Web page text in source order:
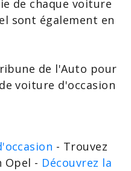
de chaque voiture
sont également en
de l'Auto pour
voiture d'occasion
- Trouvez
Opel - Découvrez la